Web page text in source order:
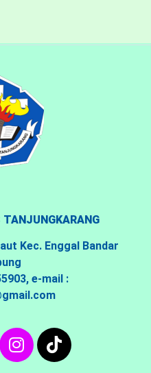
TANJUNGKARANG
Kec. Enggal Bandar
e-mail :